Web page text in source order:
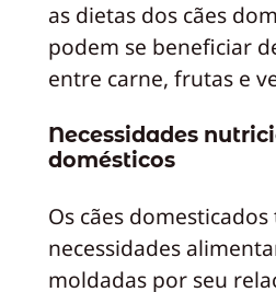
as dietas dos cães
podem se beneficiar
entre carne, frutas e
Necessidades
domésticos
Os cães domesticados
necessidades
moldadas por seu